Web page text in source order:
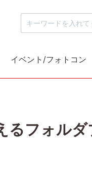
イベント/フォトコン
るフォルダ